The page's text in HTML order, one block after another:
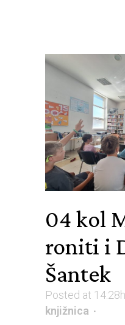
04 kol
roniti i
Šantek
Posted at 14:28h
knjižnica